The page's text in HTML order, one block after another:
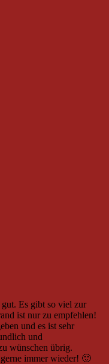
Es gibt so viel zur
ist nur zu empfehlen!
und es ist sehr
und
wünschen übrig.
immer wieder! 🙂